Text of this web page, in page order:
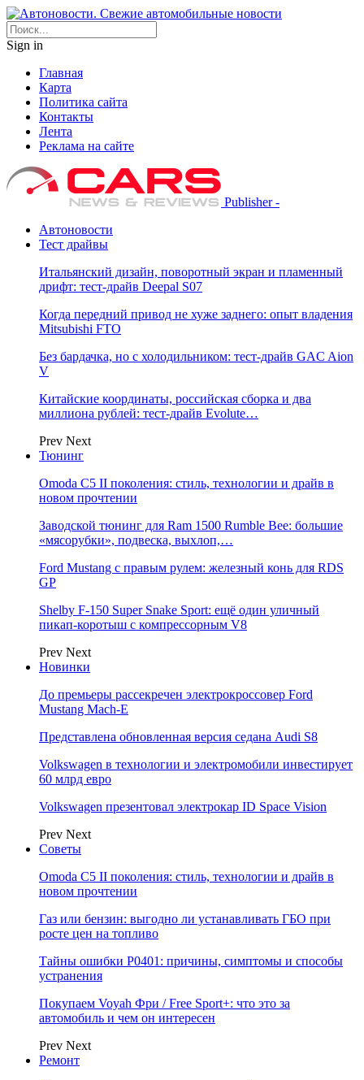
Sign in
Главная
Карта
Политика сайта
Контакты
Лента
Реклама на сайте
Publisher -
Автоновости
Тест драйвы
Итальянский дизайн, поворотный экран и пламенный
дрифт: тест-драйв Deepal S07
Когда передний привод не хуже заднего: опыт владения
Mitsubishi FTO
Без бардачка, но с холодильником: тест-драйв GAC Aion
V
Китайские координаты, российская сборка и два
миллиона рублей: тест-драйв Evolute…
Prev Next
Тюнинг
Omoda C5 II поколения: стиль, технологии и драйв в
новом прочтении
Заводской тюнинг для Ram 1500 Rumble Bee: большие
«мясорубки», подвеска, выхлоп,…
Ford Mustang с правым рулем: железный конь для RDS
GP
Shelby F-150 Super Snake Sport: ещё один уличный
пикап-коротыш с компрессорным V8
Prev Next
Новинки
До премьеры рассекречен электрокроссовер Ford
Mustang Mach-E
Представлена обновленная версия седана Audi S8
Volkswagen в технологии и электромобили инвестирует
60 млрд евро
Volkswagen презентовал электрокар ID Space Vision
Prev Next
Советы
Omoda C5 II поколения: стиль, технологии и драйв в
новом прочтении
Газ или бензин: выгодно ли устанавливать ГБО при
росте цен на топливо
Тайны ошибки P0401: причины, симптомы и способы
устранения
Покупаем Voyah Фри / Free Sport+: что это за
автомобиль и чем он интересен
Prev Next
Ремонт